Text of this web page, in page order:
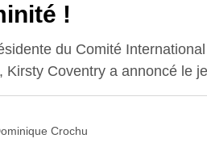
!
du Comité
Kirsty Coventry a annoncé le
Crochu